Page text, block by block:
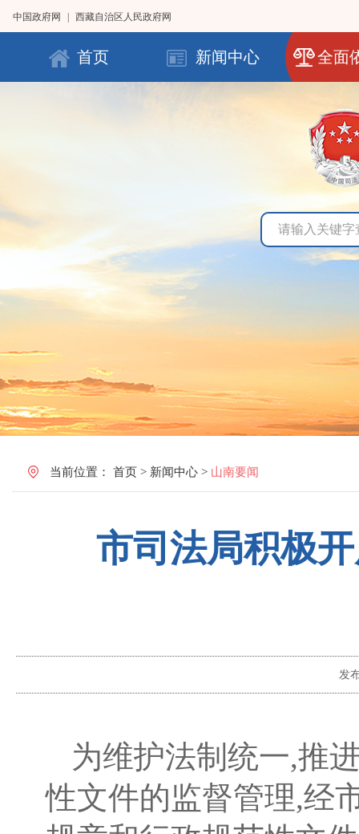
中国政府网 西藏自治区人民政府网
首页 新闻中心 全面
当前位置： 首页 > 新闻中心 > 山南要闻
市司法局积极
发
为维护法制统一,推
性文件的监督管理,经